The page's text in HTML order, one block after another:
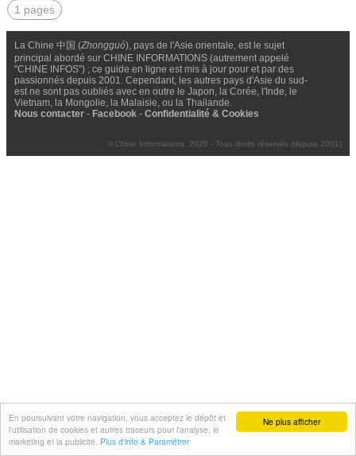
Ne plus afficher
En poursuivant votre navigation, vous acceptez le dépôt et
l'utilisation de cookies et autres traceurs pour l'analyse, le
marketing et la publicité. Plus d'info & Paramétrer
1 pages
La Chine 中国 (Zhongguó), pays de l'Asie orientale, est le sujet
principal abordé sur CHINE INFORMATIONS (autrement appelé
"CHINE INFOS") ; ce guide en ligne est mis à jour pour et par des
passionnés depuis 2001. Cependant, les autres pays d'Asie du sud-
est ne sont pas oubliés avec en outre le Japon, la Corée, l'Inde, le
Vietnam, la Mongolie, la Malaisie, ou la Thailande.
Nous contacter - Facebook - Confidentialité & Cookies
© Chine Informations, 2026 - Tous droits réservés (depuis 2001)